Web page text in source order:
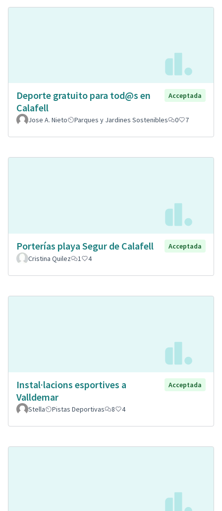
Deporte gratuito para tod@s en
Calafell
Acceptada
Jose A. Nieto Parques y Jardines Sostenibles 0 7
Porterías playa Segur de Calafell
Acceptada
Cristina Quilez
1 4
Instal·lacions esportives a
Valldemar
Acceptada
Stella Pistas Deportivas 8 4